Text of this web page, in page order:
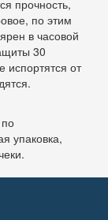
прочность,
по этим
в часовой
30
от
упаковка,